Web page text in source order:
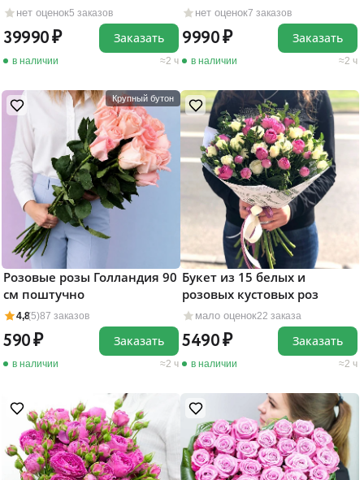
нет оценок5 заказов
39990
в наличии 2 ч
Заказать
нет оценок7 заказов
9990
в наличии 2 ч
Заказать
Крупный бутон
4,8(5)87 заказов
Розовые розы Голландия 90
см поштучно
590
в наличии 2 ч
Заказать
мало оценок22 заказа
Букет из 15 белых и
розовых кустовых роз
5490
в наличии 2 ч
Заказать